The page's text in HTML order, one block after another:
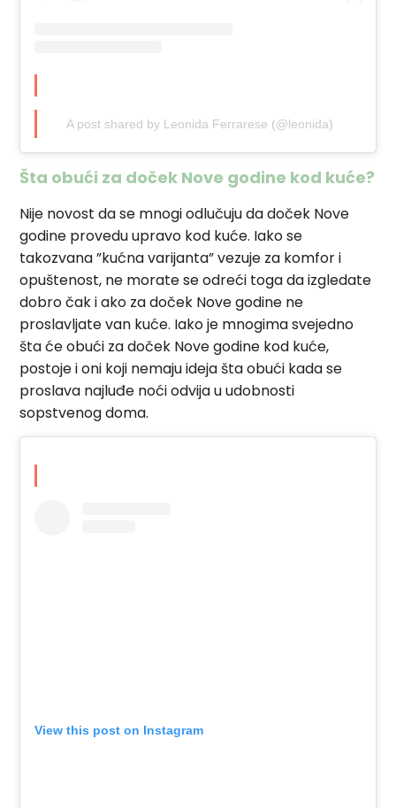
A post shared by Leonida Ferrarese (@leonida)
Šta obući za doček Nove godine kod kuće?
Nije novost da se mnogi odlučuju da doček Nove
godine provedu upravo kod kuće. Iako se
takozvana ”kućna varijanta” vezuje za komfor i
opuštenost, ne morate se odreći toga da izgledate
dobro čak i ako za doček Nove godine ne
proslavljate van kuće. Iako je mnogima svejedno
šta će obući za doček Nove godine kod kuće,
postoje i oni koji nemaju ideja šta obući kada se
proslava najluđe noći odvija u udobnosti
sopstvenog doma.
View this post on Instagram